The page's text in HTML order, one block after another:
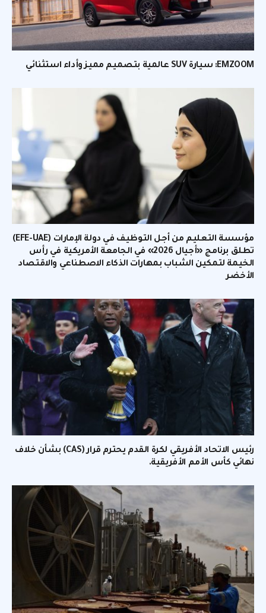
EMZOOM: سيارة SUV عالمية بتصميم مميز وأداء استثنائي
مؤسسة التعليم من أجل التوظيف في دولة الإمارات (EFE-UAE)
تطلق برنامج «أجيال 2026» في الجامعة الأمريكية في رأس
الخيمة لتمكين الشباب بمهارات الذكاء الاصطناعي والاقتصاد
الأخضر
رئيس الاتحاد الأفريقي لكرة القدم يحترم قرار (CAS) بشأن خلاف
نهائي كأس الأمم الأفريقية.